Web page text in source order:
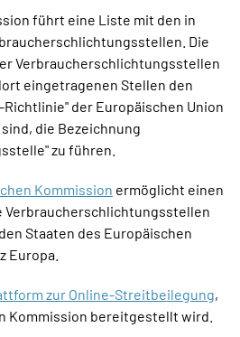
führt eine Liste mit den in
Die
Verbraucherschlichtungsstellen
eingetragenen Stellen den
der Europäischen Union
die Bezeichnung
zu führen.
Kommission ermöglicht einen
Verbraucherschlichtungsstellen
Staaten des Europäischen
Europa.
zur Online-Streitbeilegung,
Kommission bereitgestellt wird.